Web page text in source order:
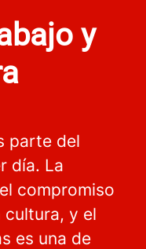
y
parte del
día. La
compromiso
y el
es una de